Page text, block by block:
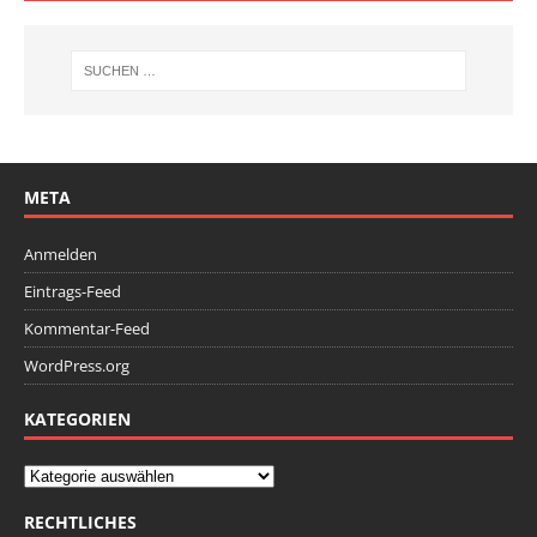
META
Anmelden
Eintrags-Feed
Kommentar-Feed
WordPress.org
KATEGORIEN
RECHTLICHES